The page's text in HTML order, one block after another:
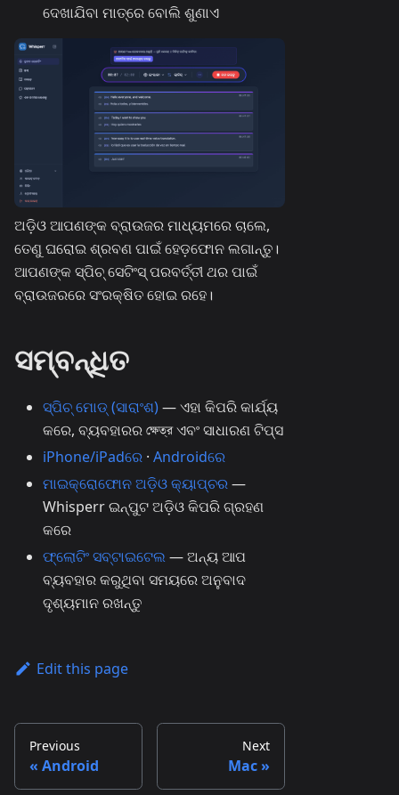
ଦେଖାଯିବା ମାତ୍ରେ ବୋଲି ଶୁଣାଏ
ଅଡ଼ିଓ ଆପଣଙ୍କ ବ୍ରାଉଜର ମାଧ୍ୟମରେ ଚାଲେ,
ତେଣୁ ଘରୋଇ ଶ୍ରବଣ ପାଇଁ ହେଡ଼ଫୋନ ଲଗାନ୍ତୁ।
ଆପଣଙ୍କ ସ୍ପିଚ୍ ସେଟିଂସ୍ ପରବର୍ତ୍ତୀ ଥର ପାଇଁ
ବ୍ରାଉଜରରେ ସଂରକ୍ଷିତ ହୋଇ ରହେ।
ସମ୍ବନ୍ଧିତ
ସ୍ପିଚ୍ ମୋଡ୍ (ସାରାଂଶ)— ଏହା କିପରି କାର୍ଯ୍ୟ
କରେ, ବ୍ୟବହାରର ক্ষেত্র ଏବଂ ସାଧାରଣ ଟିପ୍ସ
iPhone/iPad‌ରେ · Android‌ରେ
ମାଇକ୍ରୋଫୋନ ଅଡ଼ିଓ କ୍ୟାପ୍‌ଚର—
Whisperr ଇନ୍‌ପୁଟ ଅଡ଼ିଓ କିପରି ଗ୍ରହଣ
କରେ
ଫ୍ଲୋଟିଂ ସବ୍‌ଟାଇଟେଲ— ଅନ୍ୟ ଆପ
ବ୍ୟବହାର କରୁଥିବା ସମୟରେ ଅନୁବାଦ
ଦୃଶ୍ୟମାନ ରଖନ୍ତୁ
Edit this page
Previous
Android
Next
Mac